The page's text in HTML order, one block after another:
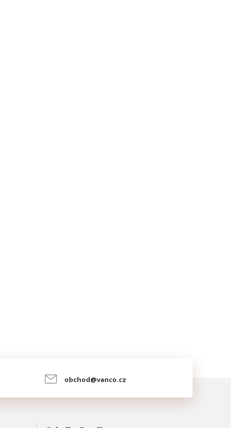
obchod@vanco.cz